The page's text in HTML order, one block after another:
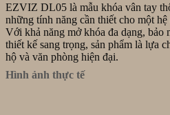
EZVIZ DL05 là mẫu khóa vân tay
những tính năng cần thiết cho một
Với khả năng mở khóa đa dạng, bảo
thiết kế sang trọng, sản phẩm là lựa
hộ và văn phòng hiện đại.
Hình ảnh thực tế